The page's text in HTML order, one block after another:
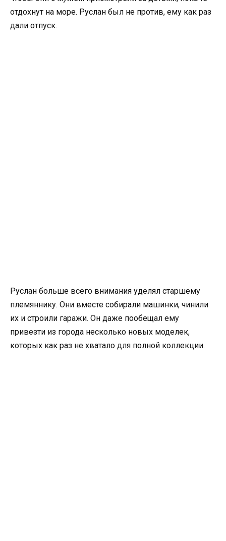
отдохнут на море. Руслан был не против, ему как раз
дали отпуск.
Руслан больше всего внимания уделял старшему
племяннику. Они вместе собирали машинки, чинили
их и строили гаражи. Он даже пообещал ему
привезти из города несколько новых моделек,
которых как раз не хватало для полной коллекции.